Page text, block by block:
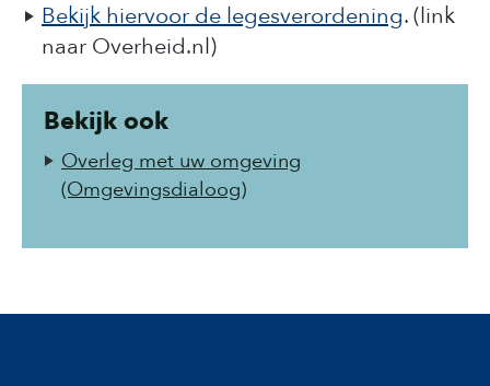
Bekijk hiervoor de legesverordening. (link
naar Overheid.nl)
Bekijk ook
Overleg met uw omgeving
(Omgevingsdialoog)